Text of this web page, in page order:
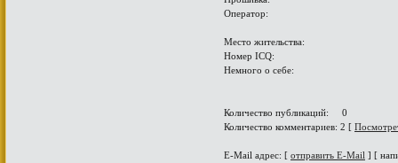
Оператор:
Место жительства:
Номер ICQ:
Немного о себе:
Количество публикаций: 0
Количество комментариев: 2 [
E-Mail адрес: [ отправить E-Mail ] [